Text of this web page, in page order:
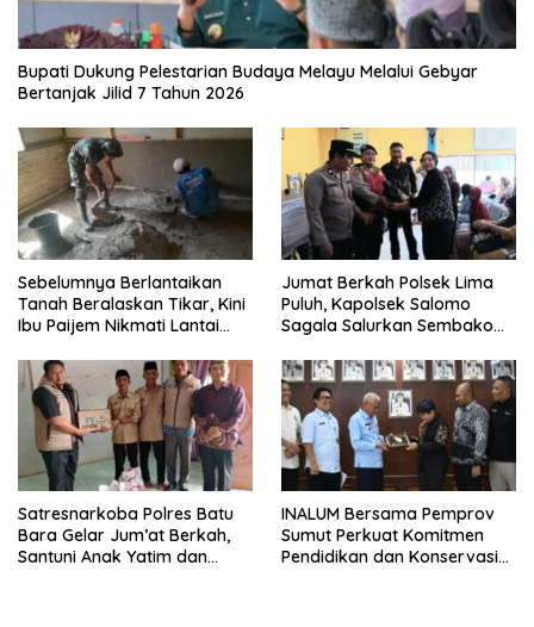
Bupati Dukung Pelestarian Budaya Melayu Melalui Gebyar
Bertanjak Jilid 7 Tahun 2026
Sebelumnya Berlantaikan
Tanah Beralaskan Tikar, Kini
Ibu Paijem Nikmati Lantai
Satgas TMMD Ke-129 Kodim
0208/Asahan
Jumat Berkah Polsek Lima
Puluh, Kapolsek Salomo
Sagala Salurkan Sembako
Gambus
Satresnarkoba Polres Batu
Bara Gelar Jum’at Berkah,
Santuni Anak Yatim dan
INALUM Bersama Pemprov
Sumut Perkuat Komitmen
Pendidikan dan Konservasi